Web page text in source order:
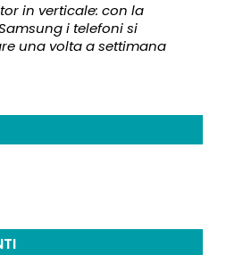
in verticale: con la
i telefoni si
una volta a settimana